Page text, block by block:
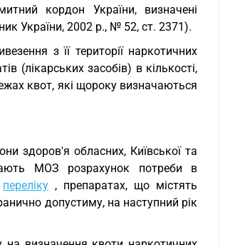
кордон України, визначені
України, 2002 р., № 52, ст. 2371).
з її території наркотичних
(лікарських засобів) в кількості,
квот, які щороку визначаються
здоров'я обласних, Київської та
МОЗ розрахунок потреби в
переліку , препаратах, що містять
допустиму, на наступний рік